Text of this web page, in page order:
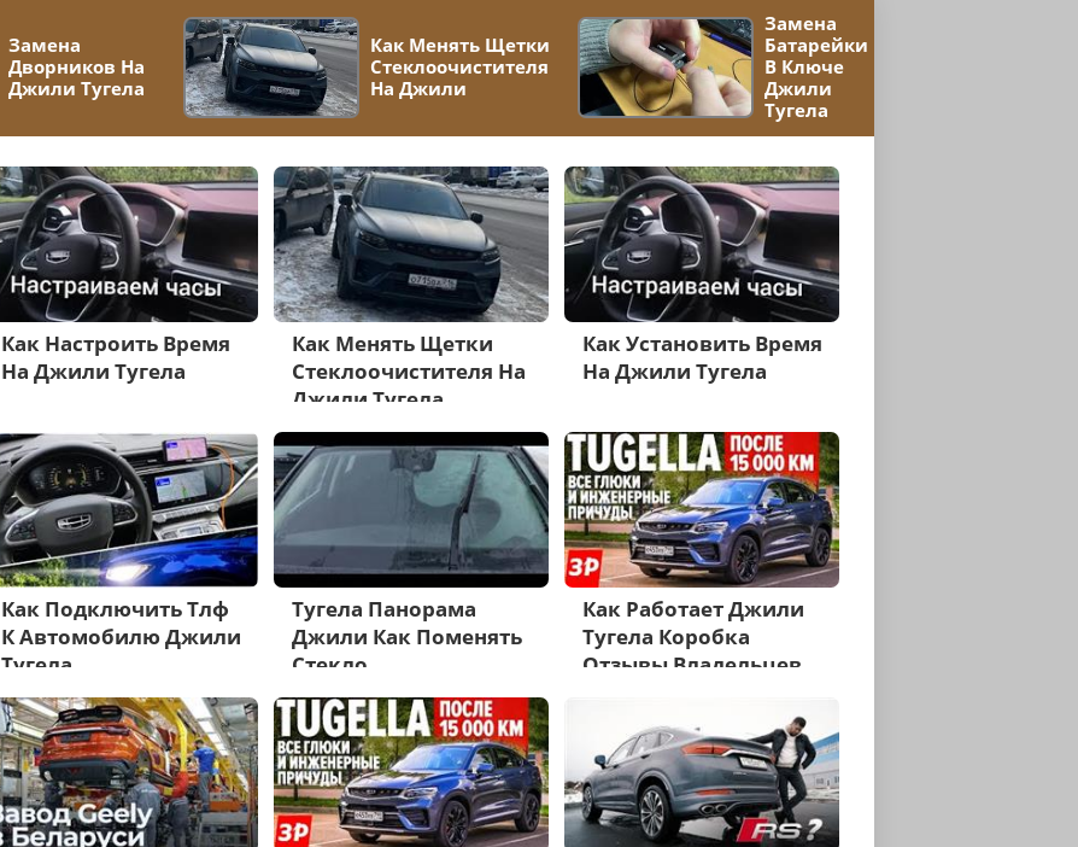
Замена
Дворников На
Джили Тугела
Как Менять Щетки
Стеклоочистителя
На Джили
Замена
Батарейки
В Ключе
Джили
Тугела
Как Настроить Время
На Джили Тугела
Как Менять Щетки
Стеклоочистителя На
Джили Тугела
Как Установить Время
На Джили Тугела
Как Подключить Тлф
К Автомобилю Джили
Тугела
Тугела Панорама
Джили Как Поменять
Стекло
Как Работает Джили
Тугела Коробка
Отзывы Владельцев